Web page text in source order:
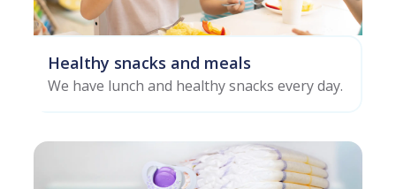
Healthy snacks and meals
We have lunch and healthy snacks every day.